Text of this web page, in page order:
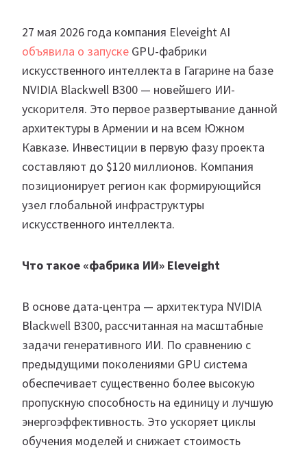
27 мая 2026 года компания Eleveight AI
объявила о запуске GPU-фабрики
искусственного интеллекта в Гагарине на базе
NVIDIA Blackwell B300 — новейшего ИИ-
ускорителя. Это первое развертывание данной
архитектуры в Армении и на всем Южном
Кавказе. Инвестиции в первую фазу проекта
составляют до $120 миллионов. Компания
позиционирует регион как формирующийся
узел глобальной инфраструктуры
искусственного интеллекта.
Что такое «фабрика ИИ» Eleveight
В основе дата-центра — архитектура NVIDIA
Blackwell B300, рассчитанная на масштабные
задачи генеративного ИИ. По сравнению с
предыдущими поколениями GPU система
обеспечивает существенно более высокую
пропускную способность на единицу и лучшую
энергоэффективность. Это ускоряет циклы
обучения моделей и снижает стоимость